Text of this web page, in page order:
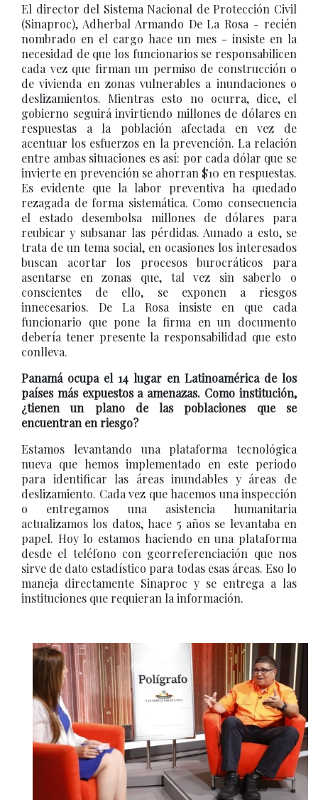
El director del Sistema Nacional de Protección Civil
(Sinaproc), Adherbal Armando De La Rosa - recién
nombrado en el cargo hace un mes - insiste en la
necesidad de que los funcionarios se responsabilicen
cada vez que firman un permiso de construcción o
de vivienda en zonas vulnerables a inundaciones o
deslizamientos. Mientras esto no ocurra, dice, el
gobierno seguirá invirtiendo millones de dólares en
respuestas a la población afectada en vez de
acentuar los esfuerzos en la prevención. La relación
entre ambas situaciones es así: por cada dólar que se
invierte en prevención se ahorran $10 en respuestas.
Es evidente que la labor preventiva ha quedado
rezagada de forma sistemática. Como consecuencia
el estado desembolsa millones de dólares para
reubicar y subsanar las pérdidas. Aunado a esto, se
trata de un tema social, en ocasiones los interesados
buscan acortar los procesos burocráticos para
asentarse en zonas que, tal vez sin saberlo o
conscientes de ello, se exponen a riesgos
innecesarios. De La Rosa insiste en que cada
funcionario que pone la firma en un documento
debería tener presente la responsabilidad que esto
conlleva.
Panamá ocupa el 14 lugar en Latinoamérica de los
países más expuestos a amenazas. Como institución,
¿tienen un plano de las poblaciones que se
encuentran en riesgo?
Estamos levantando una plataforma tecnológica
nueva que hemos implementado en este periodo
para identificar las áreas inundables y áreas de
deslizamiento. Cada vez que hacemos una inspección
o entregamos una asistencia humanitaria
actualizamos los datos, hace 5 años se levantaba en
papel. Hoy lo estamos haciendo en una plataforma
desde el teléfono con georreferenciación que nos
sirve de dato estadístico para todas esas áreas. Eso lo
maneja directamente Sinaproc y se entrega a las
instituciones que requieran la información.